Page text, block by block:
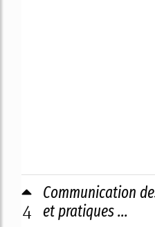
4
Communication
et pratiques ...